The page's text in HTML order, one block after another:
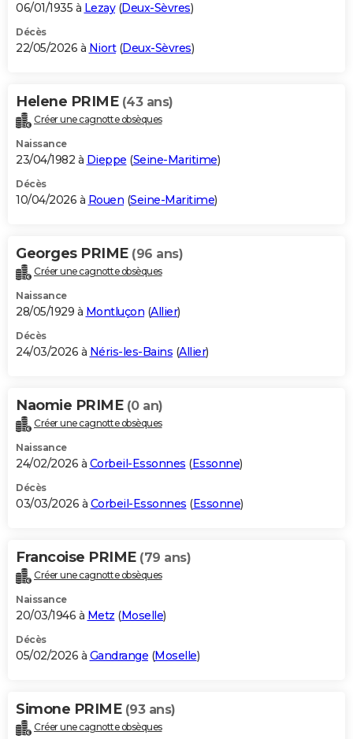
06/01/1935 à Lezay(Deux-Sèvres)
Décès
22/05/2026 à Niort(Deux-Sèvres)
Helene PRIME (43 ans)
Créer une cagnotte obsèques
Naissance
23/04/1982 à Dieppe (Seine-Maritime)
Décès
10/04/2026 à Rouen (Seine-Maritime)
Georges PRIME (96 ans)
Créer une cagnotte obsèques
Naissance
28/05/1929 à Montluçon (Allier)
Décès
24/03/2026 à Néris-les-Bains (Allier)
Naomie PRIME (0 an)
Créer une cagnotte obsèques
Naissance
24/02/2026 à Corbeil-Essonnes (Essonne)
Décès
03/03/2026 à Corbeil-Essonnes (Essonne)
Francoise PRIME (79 ans)
Créer une cagnotte obsèques
Naissance
20/03/1946 à Metz (Moselle)
Décès
05/02/2026 à Gandrange (Moselle)
Simone PRIME (93 ans)
Créer une cagnotte obsèques